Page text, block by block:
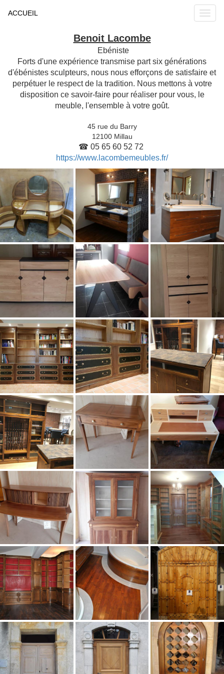
ACCUEIL
Benoit Lacombe
Ebéniste
Forts d'une expérience transmise part six générations
d'ébénistes sculpteurs, nous nous efforçons de satisfaire et
perpétuer le respect de la tradition. Nous mettons à votre
disposition ce savoir-faire pour réaliser pour vous, le
meuble, l'ensemble à votre goût.
45 rue du Barry
12100 Millau
☎ 05 65 60 52 72
https://www.lacombemeubles.fr/